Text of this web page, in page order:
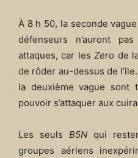
À 8 h 50, la seconde
défenseurs n’auront
attaques, car lesZero de
de rôder au-dessus de
la deuxième vague sont
pouvoir s’attaquer aux
Les seuls B5N qui
groupes aériens